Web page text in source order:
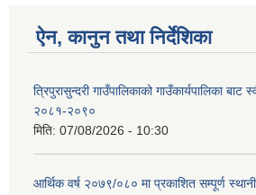
ऐन, कानुन तथा निर्देशिका
त्रिपुरासुन्दरी गाउँपालिकाको गाउँकार्यपालिका बाट
२०८१-२०९०
मिति: 07/08/2026 - 10:30
आर्थिक वर्ष २०७९/०८० मा प्रकाशित सम्पूर्ण